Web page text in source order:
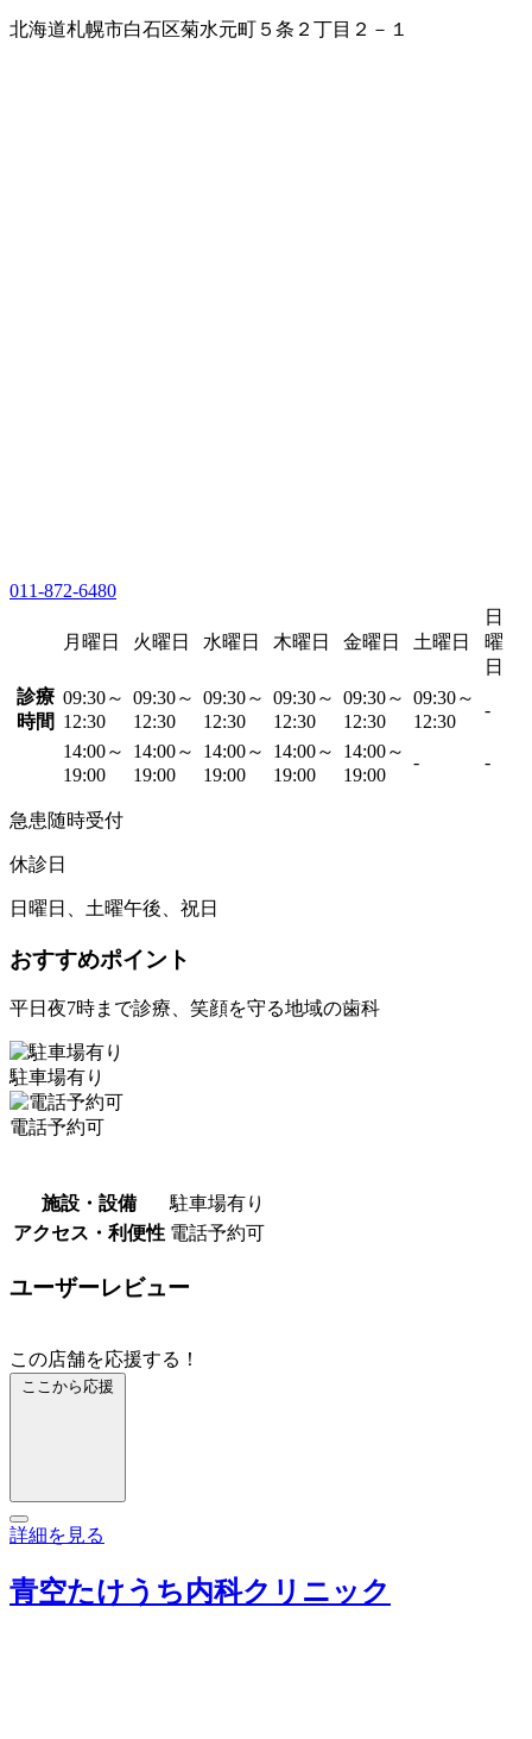
北海道札幌市白石区菊水元町５条２丁目２－１
011-872-6480
月曜日 火曜日 水曜日 木曜日 金曜日 土曜日
日
曜
日
診療
時間
09:30～
12:30
09:30～
12:30
09:30～
12:30
09:30～
12:30
09:30～
12:30
09:30～
12:30
-
14:00～
19:00
14:00～
19:00
14:00～
19:00
14:00～
19:00
14:00～
19:00
- -
急患随時受付
休診日
日曜日、土曜午後、祝日
おすすめポイント
平日夜7時まで診療、笑顔を守る地域の歯科
駐車場有り
電話予約可
施設・設備
駐車場有り
アクセス・利便性 電話予約可
ユーザーレビュー
この店舗を応援する！
ここから応援
詳細を見る
青空たけうち内科クリニック